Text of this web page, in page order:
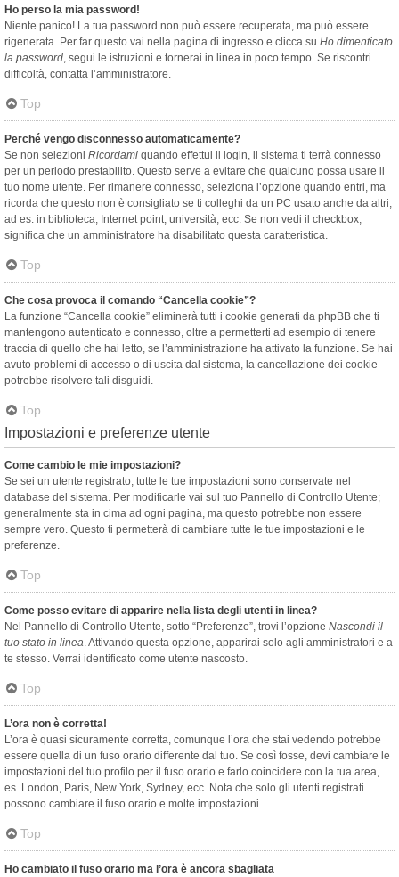
Ho perso la mia password!
Niente panico! La tua password non può essere recuperata, ma può essere
rigenerata. Per far questo vai nella pagina di ingresso e clicca su Ho dimenticato
la password, segui le istruzioni e tornerai in linea in poco tempo. Se riscontri
difficoltà, contatta l’amministratore.
Top
Perché vengo disconnesso automaticamente?
Se non selezioni Ricordami quando effettui il login, il sistema ti terrà connesso
per un periodo prestabilito. Questo serve a evitare che qualcuno possa usare il
tuo nome utente. Per rimanere connesso, seleziona l’opzione quando entri, ma
ricorda che questo non è consigliato se ti colleghi da un PC usato anche da altri,
ad es. in biblioteca, Internet point, università, ecc. Se non vedi il checkbox,
significa che un amministratore ha disabilitato questa caratteristica.
Top
Che cosa provoca il comando “Cancella cookie”?
La funzione “Cancella cookie” eliminerà tutti i cookie generati da phpBB che ti
mantengono autenticato e connesso, oltre a permetterti ad esempio di tenere
traccia di quello che hai letto, se l’amministrazione ha attivato la funzione. Se hai
avuto problemi di accesso o di uscita dal sistema, la cancellazione dei cookie
potrebbe risolvere tali disguidi.
Top
Impostazioni e preferenze utente
Come cambio le mie impostazioni?
Se sei un utente registrato, tutte le tue impostazioni sono conservate nel
database del sistema. Per modificarle vai sul tuo Pannello di Controllo Utente;
generalmente sta in cima ad ogni pagina, ma questo potrebbe non essere
sempre vero. Questo ti permetterà di cambiare tutte le tue impostazioni e le
preferenze.
Top
Come posso evitare di apparire nella lista degli utenti in linea?
Nel Pannello di Controllo Utente, sotto “Preferenze”, trovi l’opzione Nascondi il
tuo stato in linea. Attivando questa opzione, apparirai solo agli amministratori e a
te stesso. Verrai identificato come utente nascosto.
Top
L’ora non è corretta!
L’ora è quasi sicuramente corretta, comunque l’ora che stai vedendo potrebbe
essere quella di un fuso orario differente dal tuo. Se così fosse, devi cambiare le
impostazioni del tuo profilo per il fuso orario e farlo coincidere con la tua area,
es. London, Paris, New York, Sydney, ecc. Nota che solo gli utenti registrati
possono cambiare il fuso orario e molte impostazioni.
Top
Ho cambiato il fuso orario ma l’ora è ancora sbagliata